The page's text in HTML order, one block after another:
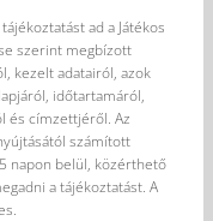
ad a Játékos
szerint megbízott
kezelt adatairól, azok
időtartamáról,
és címzettjéről. Az
számított
napon belül, közérthető
a tájékoztatást. A